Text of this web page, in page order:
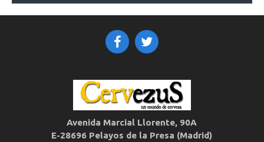
Avenida Marcial Llorente, 90A
E-28696 Pelayos de la Presa (Madrid)